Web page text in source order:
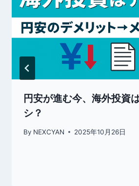
円安が進む今、海外投資
シ？
By NEXCYAN 2025年10月26日